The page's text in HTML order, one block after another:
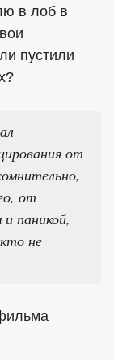
в лоб в
пустили
от
от
паникой,
не